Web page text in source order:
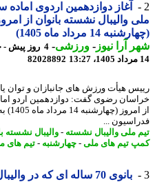
آغاز دوازدهمین اردوی اماده
والیبال نشسته بانوان از امروز
14 مرداد ماه 1405)
آرا نیوز-ورزشی-
4 روز پیش -
82028892
هیأت ورزش های جانبازان و توان یابان
رضوی گفت: دوازدهمین اردو اماده
از امروز
...
ملی والیبال نشسته-والیبال نشسته
تیم های ملی -چهارشنبه-تیم های ملی
بانوی 70 ساله ای که در